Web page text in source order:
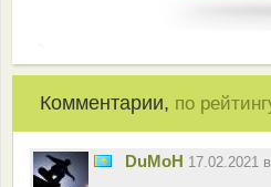
Комментарии, по
DuMoH 17.02.2021